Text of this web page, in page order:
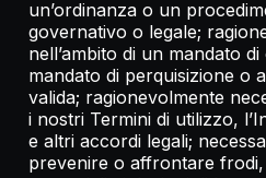
un’ordinanza o un
governativo o legale;
nell’ambito di un mandato
mandato di perquisizione o
valida; ragionevolmente
i nostri Termini di utilizzo,
e altri accordi legali;
prevenire o affrontare